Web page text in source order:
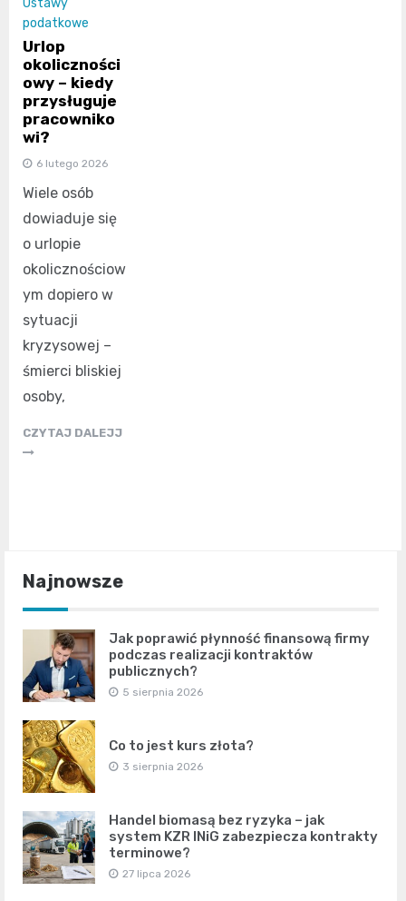
Ustawy
podatkowe
Urlop
okoliczności
owy – kiedy
przysługuje
pracowniko
wi?
6 lutego 2026
Wiele osób
dowiaduje się
o urlopie
okolicznościow
ym dopiero w
sytuacji
kryzysowej –
śmierci bliskiej
osoby,
CZYTAJ DALEJJ
Najnowsze
Jak poprawić płynność finansową firmy
podczas realizacji kontraktów
publicznych?
5 sierpnia 2026
Co to jest kurs złota?
3 sierpnia 2026
Handel biomasą bez ryzyka – jak
system KZR INiG zabezpiecza kontrakty
terminowe?
27 lipca 2026